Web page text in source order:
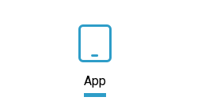
App